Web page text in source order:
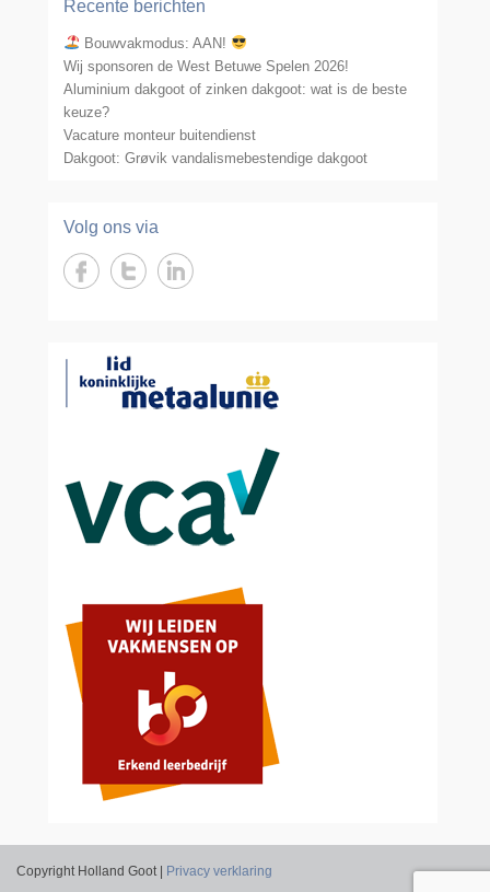
Recente berichten
Bouwvakmodus: AAN!
Wij sponsoren de West Betuwe Spelen 2026!
Aluminium dakgoot of zinken dakgoot: wat is de beste
keuze?
Vacature monteur buitendienst
Dakgoot: Grøvik vandalismebestendige dakgoot
Volg ons via
Copyright Holland Goot | Privacy verklaring